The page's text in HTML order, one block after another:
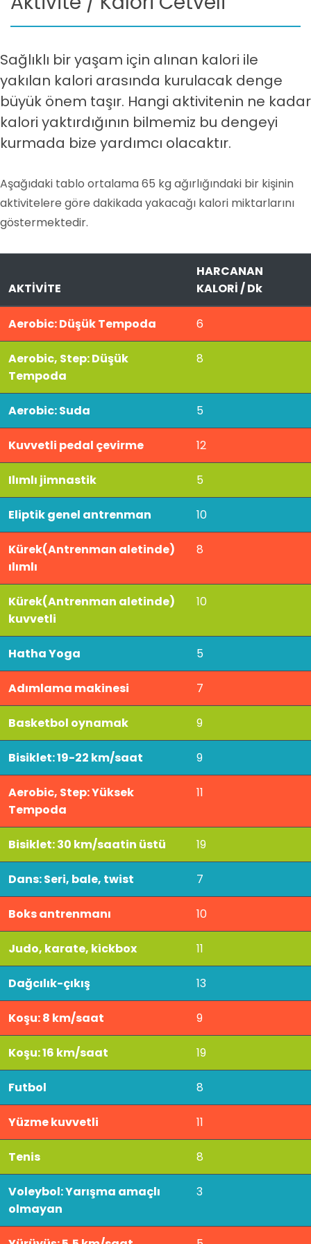
Sağlıklı bir yaşam için alınan kalori ile
yakılan kalori arasında kurulacak denge
büyük önem taşır. Hangi aktivitenin ne kadar
kalori yaktırdığının bilmemiz bu dengeyi
kurmada bize yardımcı olacaktır.
Aşağıdaki tablo ortalama 65 kg ağırlığındaki bir kişinin
aktivitelere göre dakikada yakacağı kalori miktarlarını
göstermektedir.
AKTİVİTE
HARCANAN
KALORİ / Dk
Aerobic: Düşük Tempoda 6
Aerobic, Step: Düşük
Tempoda
8
Aerobic: Suda 5
Kuvvetli pedal çevirme 12
Ilımlı jimnastik 5
Eliptik genel antrenman 10
Kürek(Antrenman aletinde)
ılımlı
8
Kürek(Antrenman aletinde)
kuvvetli
10
Hatha Yoga 5
Adımlama makinesi 7
Basketbol oynamak 9
Bisiklet: 19-22 km/saat 9
Aerobic, Step: Yüksek
Tempoda
11
Bisiklet: 30 km/saatin üstü 19
Dans: Seri, bale, twist 7
Boks antrenmanı 10
Judo, karate, kickbox 11
Dağcılık-çıkış 13
Koşu: 8 km/saat 9
Koşu: 16 km/saat 19
Futbol 8
Yüzme kuvvetli 11
Tenis 8
Voleybol: Yarışma amaçlı
olmayan
3